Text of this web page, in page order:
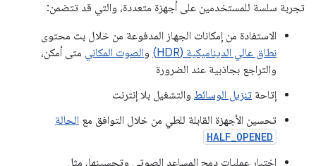
تجربة سلسة للمستخدمين على أجهزة متعددة، والتي قد تتضمن:
الاستفادة من إمكانات الجهاز المدفوعة من خلال بث محتوى
نطاق عالي الديناميكية (HDR)
والصوت المكاني متى أمكن،
والتراجع بجاذبية عند الضرورة
إتاحة تنزيل الوسائط والتشغيل بلا إنترنت
تحسين الأجهزة القابلة للطي من خلال التوافق مع الحالة
HALF_OPENED
اختبار عمليات دمج المساعد الصوتي وتحسينها، مثل